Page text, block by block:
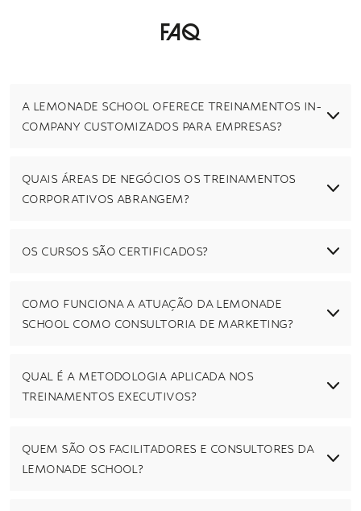
Faq
A LEMONADE SCHOOL OFERECE TREINAMENTOS IN-
COMPANY CUSTOMIZADOS PARA EMPRESAS?
QUAIS ÁREAS DE NEGÓCIOS OS TREINAMENTOS
CORPORATIVOS ABRANGEM?
OS CURSOS SÃO CERTIFICADOS?
COMO FUNCIONA A ATUAÇÃO DA LEMONADE
SCHOOL COMO CONSULTORIA DE MARKETING?
QUAL É A METODOLOGIA APLICADA NOS
TREINAMENTOS EXECUTIVOS?
QUEM SÃO OS FACILITADORES E CONSULTORES DA
LEMONADE SCHOOL?